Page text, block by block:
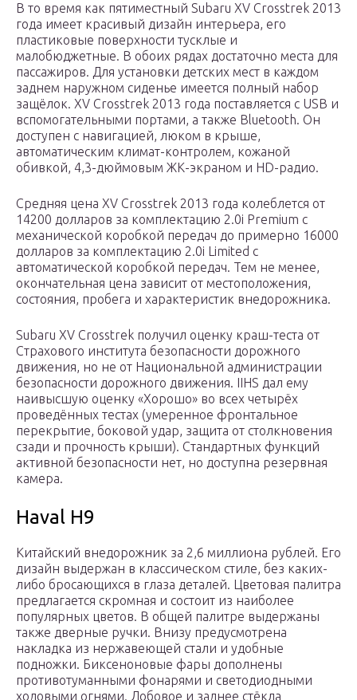
В то время как пятиместный Subaru XV Crosstrek 2013
года имеет красивый дизайн интерьера, его
пластиковые поверхности тусклые и
малобюджетные. В обоих рядах достаточно места для
пассажиров. Для установки детских мест в каждом
заднем наружном сиденье имеется полный набор
защёлок. XV Crosstrek 2013 года поставляется с USB и
вспомогательными портами, а также Bluetooth. Он
доступен с навигацией, люком в крыше,
автоматическим климат-контролем, кожаной
обивкой, 4,3-дюймовым ЖК-экраном и HD-радио.
Средняя цена XV Crosstrek 2013 года колеблется от
14200 долларов за комплектацию 2.0i Premium с
механической коробкой передач до примерно 16000
долларов за комплектацию 2.0i Limited с
автоматической коробкой передач. Тем не менее,
окончательная цена зависит от местоположения,
состояния, пробега и характеристик внедорожника.
Subaru XV Crosstrek получил оценку краш-теста от
Страхового института безопасности дорожного
движения, но не от Национальной администрации
безопасности дорожного движения. IIHS дал ему
наивысшую оценку «Хорошо» во всех четырёх
проведённых тестах (умеренное фронтальное
перекрытие, боковой удар, защита от столкновения
сзади и прочность крыши). Стандартных функций
активной безопасности нет, но доступна резервная
камера.
Haval H9
Китайский внедорожник за 2,6 миллиона рублей. Его
дизайн выдержан в классическом стиле, без каких-
либо бросающихся в глаза деталей. Цветовая палитра
предлагается скромная и состоит из наиболее
популярных цветов. В общей палитре выдержаны
также дверные ручки. Внизу предусмотрена
накладка из нержавеющей стали и удобные
подножки. Биксеноновые фары дополнены
противотуманными фонарями и светодиодными
ходовыми огнями. Лобовое и заднее стёкла